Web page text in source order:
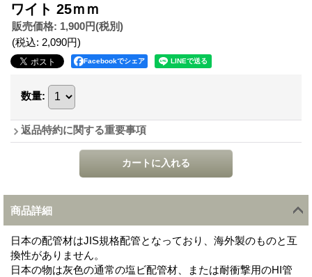
ワイト 25ｍｍ
販売価格: 1,900円(税別)
(税込: 2,090円)
Facebookでシェア
数量:
返品特約に関する重要事項
商品詳細
日本の配管材はJIS規格配管となっており、海外製のものと互
換性がありません。
日本の物は灰色の通常の塩ビ配管材、または耐衝撃用のHI管